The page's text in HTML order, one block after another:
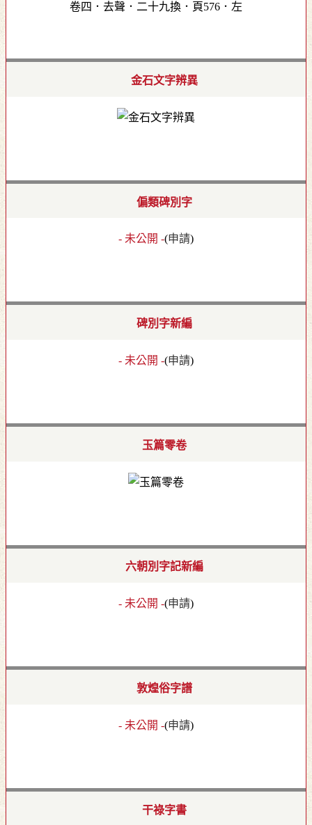
卷四．去聲．二十九換．頁576．左
金石文字辨異
偏類碑別字
- 未公開 -(申請)
碑別字新編
- 未公開 -(申請)
玉篇零卷
六朝別字記新編
- 未公開 -(申請)
敦煌俗字譜
- 未公開 -(申請)
干祿字書